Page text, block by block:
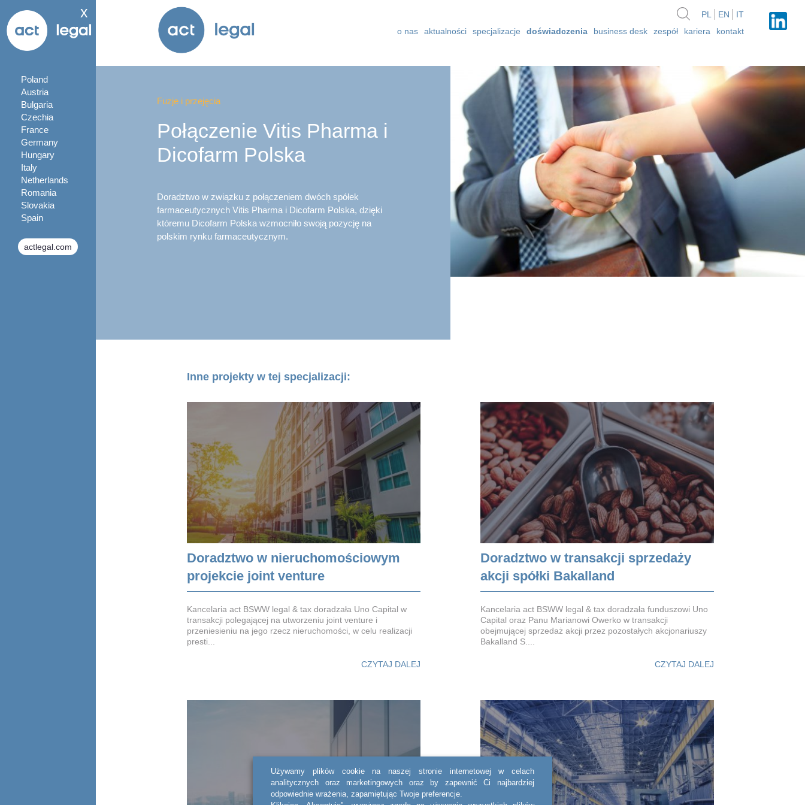
x
Poland
Austria
Bulgaria
Czechia
France
Germany
Hungary
Italy
Netherlands
Romania
Slovakia
Spain
actlegal.com
PL EN
IT
o nas
aktualności specjalizacje doświadczenia business desk zespół kariera kontakt
Fuzje i przejęcia
Połączenie Vitis Pharma i
Dicofarm Polska
Doradztwo w związku z połączeniem dwóch spółek
farmaceutycznych Vitis Pharma i Dicofarm Polska, dzięki
któremu Dicofarm Polska wzmocniło swoją pozycję na
polskim rynku farmaceutycznym.
Inne projekty w tej specjalizacji:
Doradztwo w nieruchomościowym
projekcie joint venture
Kancelaria act BSWW legal & tax doradzała Uno Capital w
transakcji polegającej na utworzeniu joint venture i
przeniesieniu na jego rzecz nieruchomości, w celu realizacji
presti...
CZYTAJ DALEJ
Doradztwo w transakcji sprzedaży
akcji spółki Bakalland
Kancelaria act BSWW legal & tax doradzała funduszowi Uno
Capital oraz Panu Marianowi Owerko w transakcji
obejmującej sprzedaż akcji przez pozostałych akcjonariuszy
Bakalland S....
CZYTAJ DALEJ
Używamy plików cookie na naszej stronie internetowej w celach
analitycznych oraz marketingowych oraz by zapewnić Ci najbardziej
odpowiednie wrażenia, zapamiętując Twoje preferencje.